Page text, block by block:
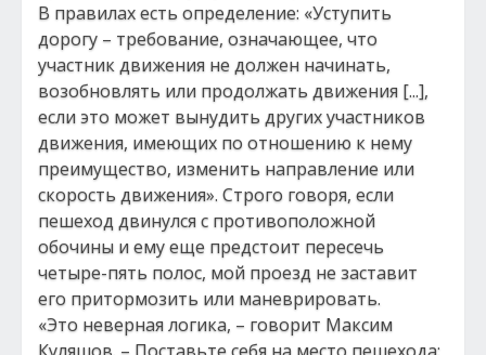
В правилах есть определение: «Уступить
дорогу – требование, означающее, что
участник движения не должен начинать,
возобновлять или продолжать движения [...],
если это может вынудить других участников
движения, имеющих по отношению к нему
преимущество, изменить направление или
скорость движения». Строго говоря, если
пешеход двинулся с противоположной
обочины и ему еще предстоит пересечь
четыре-пять полос, мой проезд не заставит
его притормозить или маневрировать.
«Это неверная логика, – говорит Максим